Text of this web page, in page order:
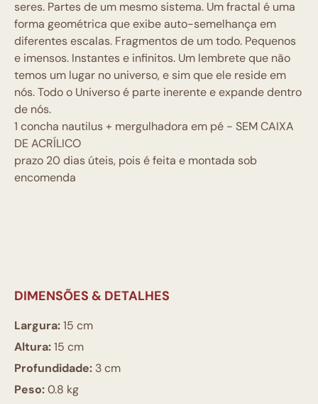
seres. Partes de um mesmo sistema. Um fractal é uma
forma geométrica que exibe auto-semelhança em
diferentes escalas. Fragmentos de um todo. Pequenos
e imensos. Instantes e infinitos. Um lembrete que não
temos um lugar no universo, e sim que ele reside em
nós. Todo o Universo é parte inerente e expande dentro
de nós.
1 concha nautilus + mergulhadora em pé - SEM CAIXA
DE ACRÍLICO
prazo 20 dias úteis, pois é feita e montada sob
encomenda
DIMENSÕES & DETALHES
Largura:15 cm
Altura:15 cm
Profundidade: 3 cm
Peso:0.8 kg